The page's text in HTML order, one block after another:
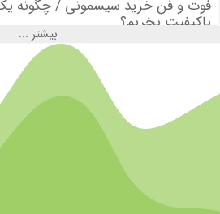
فوت و فن خرید سیسمونی / چگونه
باکیفیت بخریم؟
شما برای خرید سیسمونی، زمانی که
می‌شوید با طیف وسیعی از گزینه‌ها
بنابراین قطعا در زمان خرید سردرگم
چیزهایی را باید در نظر بگیرید و از
صرف نظر کنید. اگر دقیقا ندانید
چیزی ضروری نیست، ممکن است با
خرید مواجه شوید.
بیشتر ...